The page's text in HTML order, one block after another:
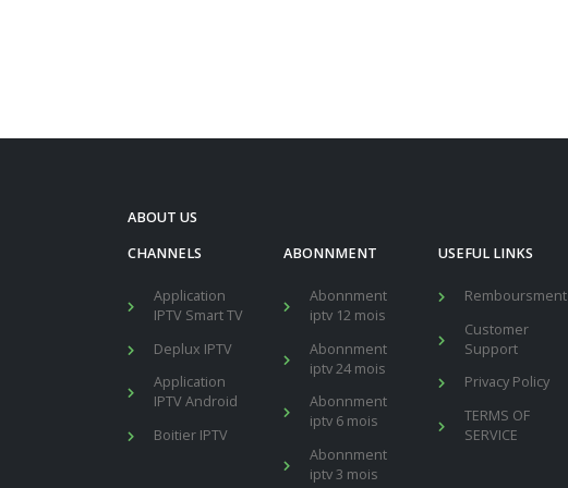
ABOUT US
CHANNELS
Application
IPTV Smart TV
Deplux IPTV
Application
IPTV Android
Boitier IPTV
ABONNMENT
Abonnment
iptv 12 mois
Abonnment
iptv 24 mois
Abonnment
iptv 6 mois
Abonnment
iptv 3 mois
USEFUL LINKS
Remboursment
Customer
Support
Privacy Policy
TERMS OF
SERVICE